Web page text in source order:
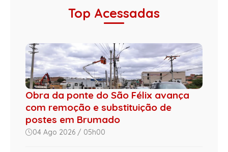
Top Acessadas
Obra da ponte do São Félix avança
com remoção e substituição de
postes em Brumado
04 Ago 2026 / 05h00